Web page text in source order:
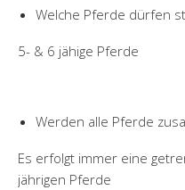
Welche Pferde dürfen
5- & 6 jähige Pferde
Werden alle Pferde
Es erfolgt immer eine
jährigen Pferde